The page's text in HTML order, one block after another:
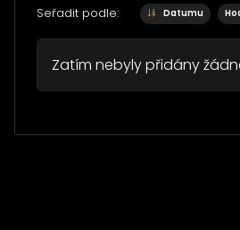
Seřadit podle: Datumu
Zatím nebyly přidány